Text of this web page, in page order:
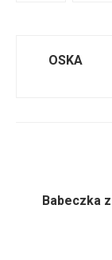
OSKA
Babeczka